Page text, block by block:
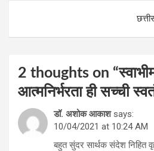
2 thoughts on “
आत्मनिर्भरता ही सच्‍ची
डॉ. अशोक आकाश says:
10/04/2021 at 10:24 AM
बहुत सुंदर सार्थक संदेश निहित